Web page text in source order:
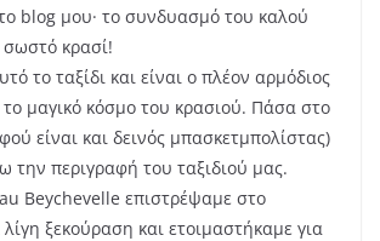
blog μου· το συνδυασμό του καλού
κρασί!
το ταξίδι και είναι ο πλέον αρμόδιος
το μαγικό κόσμο του κρασιού. Πάσα στο
είναι και δεινός μπασκετμπολίστας)
την περιγραφή του ταξιδιού μας.
Beychevelle επιστρέψαμε στο
λίγη ξεκούραση και ετοιμαστήκαμε για